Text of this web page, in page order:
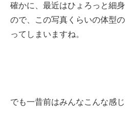
確かに、最近はひょろっと細
ので、この写真くらいの体型
ってしまいますね。
でも一昔前はみんなこんな感じ